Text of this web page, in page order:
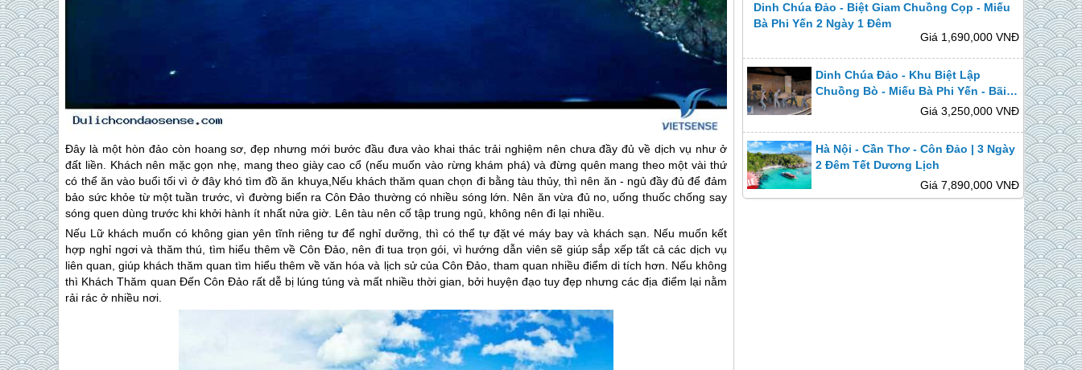
Dinh Chúa Đảo - Biệt Giam Chuồng Cọp - Miếu
Bà Phi Yến 2 Ngày 1 Đêm
Giá 1,690,000 VNĐ
Dinh Chúa Đảo - Khu Biệt Lập
Chuồng Bò - Miếu Bà Phi Yến - Bãi
Đầm Trầu | Free & Easy 2 Ngày 1
Giá 3,250,000 VNĐ
Hà Nội - Cần Thơ - Côn Đảo | 3 Ngày
2 Đêm Tết Dương Lịch
Giá 7,890,000 VNĐ
Đây là một hòn đảo còn hoang sơ, đẹp nhưng mới bước đầu đưa vào khai thác trải nghiệm nên chưa đầy đủ về dịch vụ như ở
đất liền. Khách nên mặc gọn nhẹ, mang theo giày cao cổ (nếu muốn vào rừng khám phá) và đừng quên mang theo một vài thứ
có thể ăn vào buổi tối vì ở đây khó tìm đồ ăn khuya,Nếu khách thăm quan chọn đi bằng tàu thủy, thì nên ăn - ngủ đầy đủ để đảm
bảo sức khỏe từ một tuần trước, vì đường biển ra Côn Đảo thường có nhiều sóng lớn. Nên ăn vừa đủ no, uống thuốc chống say
sóng quen dùng trước khi khởi hành ít nhất nửa giờ. Lên tàu nên cố tập trung ngủ, không nên đi lại nhiều.
Nếu Lữ khách muốn có không gian yên tĩnh riêng tư để nghỉ dưỡng, thì có thể tự đặt vé máy bay và khách sạn. Nếu muốn kết
hợp nghỉ ngơi và thăm thú, tìm hiểu thêm về Côn Đảo, nên đi tua trọn gói, vì hướng dẫn viên sẽ giúp sắp xếp tất cả các dịch vụ
liên quan, giúp khách thăm quan tìm hiểu thêm về văn hóa và lịch sử của Côn Đảo, tham quan nhiều điểm di tích hơn. Nếu không
thì Khách Thăm quan Đến Côn Đảorất dễ bị lúng túng và mất nhiều thời gian, bởi huyện đạo tuy đẹp nhưng các địa điểm lại nằm
rải rác ở nhiều nơi.